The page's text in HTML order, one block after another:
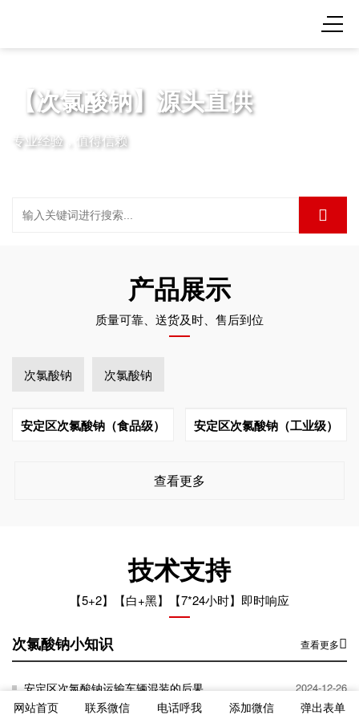
【次氯酸钠】源头直供
专业经验，值得信赖
产品展示
质量可靠、送货及时、售后到位
次氯酸钠 次氯酸钠
安定区次氯酸钠（食品级） 安定区次氯酸钠（工业级）
查看更多
技术支持
【5+2】【白+黑】【7*24小时】即时响应
次氯酸钠小知识 查看更多
安定区次氯酸钠运输车辆混装的后果 2024-12-26
网站首页 联系微信 电话呼我 添加微信 弹出表单